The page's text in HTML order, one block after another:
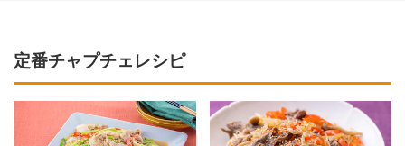
定番チャプチェレシピ